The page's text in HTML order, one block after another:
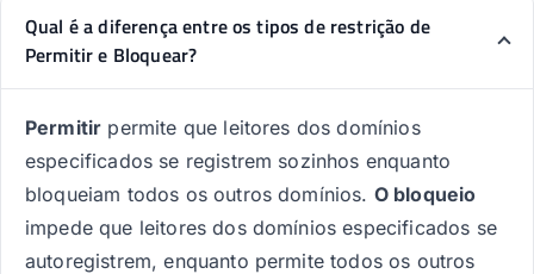
Qual é a diferença entre os tipos de restrição de
Permitir e Bloquear?
Permitir permite que leitores dos domínios
especificados se registrem sozinhos enquanto
bloqueiam todos os outros domínios. O bloqueio
impede que leitores dos domínios especificados se
autoregistrem, enquanto permite todos os outros